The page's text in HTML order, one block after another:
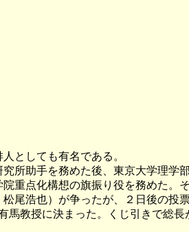
としても有名である。
助手を務めた後、東京大学理学
点化構想の旗振り役を務めた。
浩也）が争ったが、２日後の投
教授に決まった。くじ引きで総